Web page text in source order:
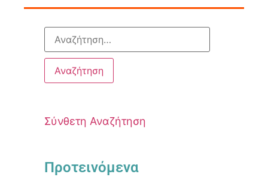
Σύνθετη Αναζήτηση
Προτεινόμενα